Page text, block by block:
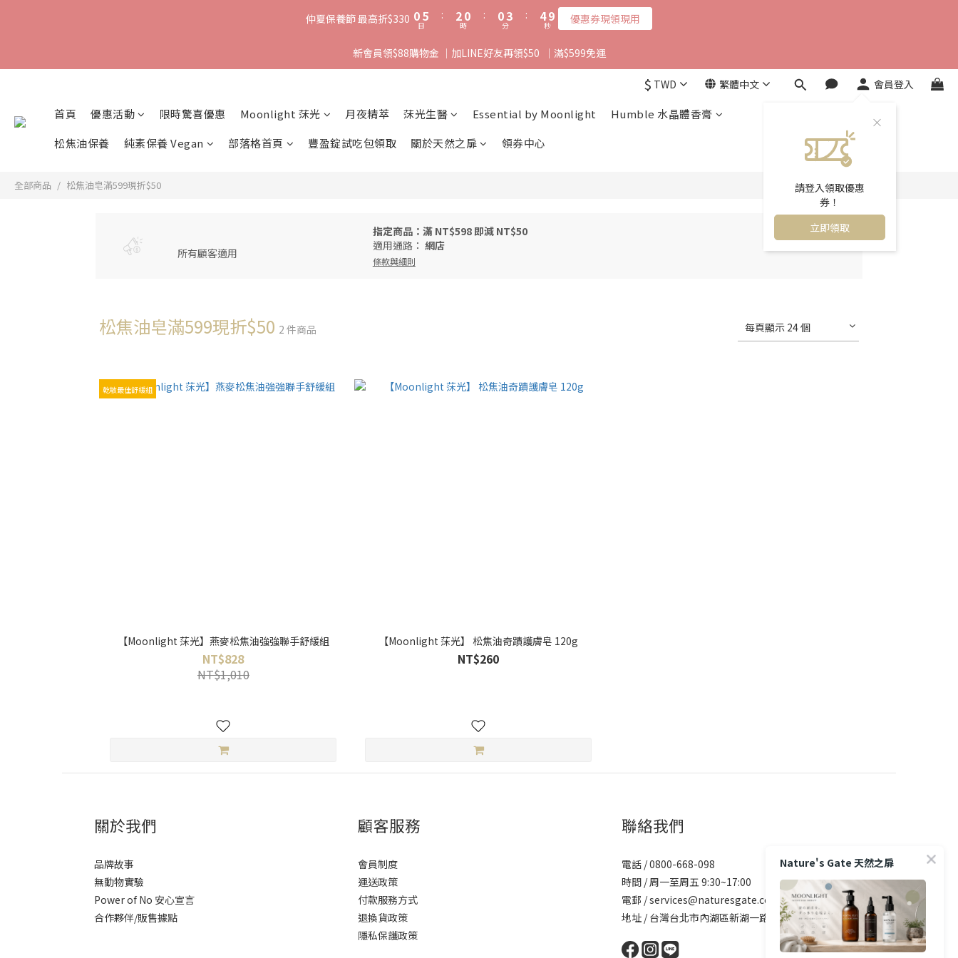
仲夏保養節 最高折$330 05
4
3
2
日
:
2
1
0
0
時
:
03
2
1
0
分
:
4
3
9
8
7
6
3
秒 優惠券現領現用
新會員領$88購物金 ｜加LINE好友再領$50  ｜滿$599免運
$ TWD 繁體中文 會員登入
請登入領取優惠
券！
立即領取
首頁 優惠活動 限時驚喜優惠 Moonlight 莯光 月夜精萃 莯光生醫 Essential by Moonlight
Humble 水晶體香膏
松焦油保養
純素保養 Vegan 部落格首頁 豐盈錠試吃包領取 關於天然之扉 領券中心
全部商品 松焦油皂滿599現折$50
所有顧客適用
指定商品：滿 NT$598 即減 NT$50
適用通路： 網店
條款與細則
松焦油皂滿599現折$50 2 件商品 每頁顯示 24 個
乾敏最佳舒緩組
【Moonlight 莯光】燕麥松焦油強強聯手舒緩組
NT$828
NT$1,010
【Moonlight 莯光】 松焦油奇蹟護膚皂 120g
NT$260
關於我們
品牌故事
無動物實驗
Power of No 安心宣言
合作夥伴/販售據點
顧客服務
會員制度
運送政策
付款服務方式
退換貨政策
隱私保護政策
聯絡我們
電話 / 0800-668-098
時間 / 周一至周五 9:30~17:00
電郵 / services@naturesgate.com.tw
地址 / 台灣台北市內湖區新湖一路73號2樓
Nature's Gate 天然之扉